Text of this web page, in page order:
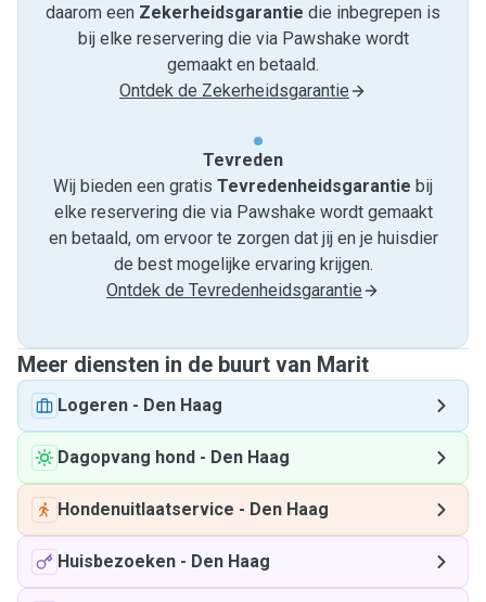
daarom een Zekerheidsgarantie die inbegrepen is
bij elke reservering die via Pawshake wordt
gemaakt en betaald.
Ontdek de Zekerheidsgarantie
Tevreden
Wij bieden een gratis Tevredenheids­garantie bij
elke reservering die via Pawshake wordt gemaakt
en betaald, om ervoor te zorgen dat jij en je huisdier
de best mogelijke ervaring krijgen.
Ontdek de Tevredenheidsgarantie
Meer diensten in de buurt van Marit
Logeren - Den Haag
Dagopvang hond - Den Haag
Hondenuitlaatservice - Den Haag
Huisbezoeken - Den Haag